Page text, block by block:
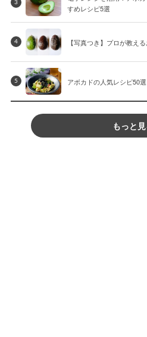
3
すめレシピ5選
4 【写真つき】プロが教え
5 アボカドの人気レシピ50
もっと